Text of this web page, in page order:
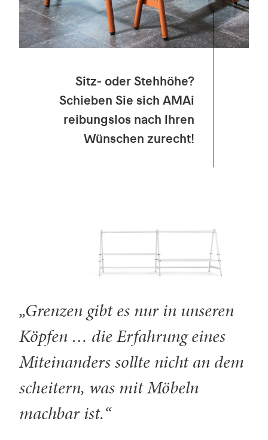
Sitz- oder Stehhöhe?
Schieben Sie sich AMAi
reibungslos nach Ihren
Wünschen zurecht!
„Grenzen gibt es nur in unseren
Köpfen … die Erfahrung eines
Miteinanders sollte nicht an dem
scheitern, was mit Möbeln
machbar ist.“